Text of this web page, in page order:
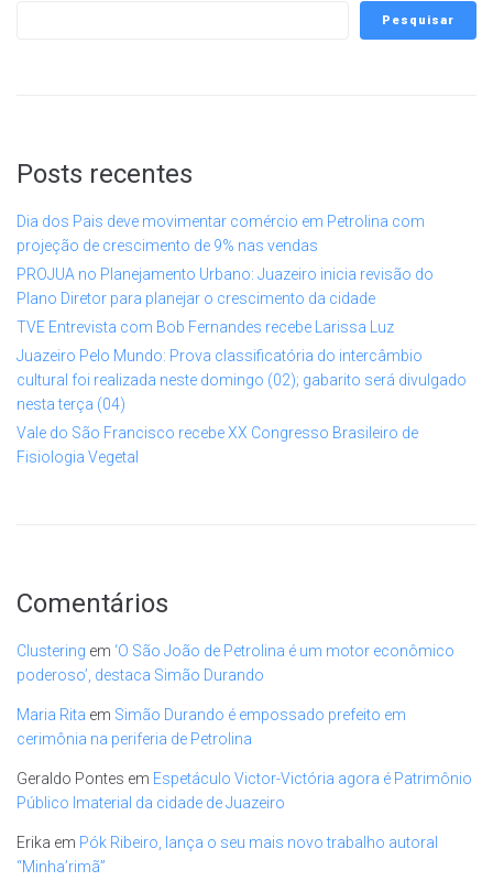
Pesquisar
Posts recentes
Dia dos Pais deve movimentar comércio em Petrolina com
projeção de crescimento de 9% nas vendas
PROJUA no Planejamento Urbano: Juazeiro inicia revisão do
Plano Diretor para planejar o crescimento da cidade
TVE Entrevista com Bob Fernandes recebe Larissa Luz
Juazeiro Pelo Mundo: Prova classificatória do intercâmbio
cultural foi realizada neste domingo (02); gabarito será divulgado
nesta terça (04)
Vale do São Francisco recebe XX Congresso Brasileiro de
Fisiologia Vegetal
Comentários
Clustering em ‘O São João de Petrolina é um motor econômico
poderoso’, destaca Simão Durando
Maria Rita em Simão Durando é empossado prefeito em
cerimônia na periferia de Petrolina
Geraldo Pontes em Espetáculo Victor-Victória agora é Patrimônio
Público Imaterial da cidade de Juazeiro
Erika em Pók Ribeiro, lança o seu mais novo trabalho autoral
“Minha’rimã”